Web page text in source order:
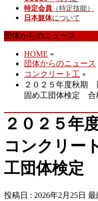
す
特定会員 （特定技能）
日本躯体について
団体からのニュース
HOME »
団体からのニュース
コンクリート工 »
２０２５年度秋期
固め工団体検定 合
２０２５年
コンクリー
工団体検定
投稿日 : 2026年2月25日 最